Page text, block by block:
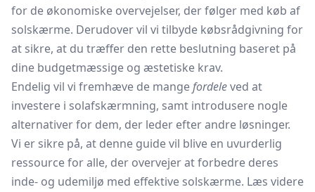
for de økonomiske overvejelser, der følger med køb af
solskærme. Derudover vil vi tilbyde købsrådgivning for
at sikre, at du træffer den rette beslutning baseret på
dine budgetmæssige og æstetiske krav.
Endelig vil vi fremhæve de mangefordeleved at
investere i solafskærmning, samt introdusere nogle
alternativer for dem, der leder efter andre løsninger.
Vi er sikre på, at denne guide vil blive en uvurderlig
ressource for alle, der overvejer at forbedre deres
inde- og udemiljø med effektive solskærme. Læs videre